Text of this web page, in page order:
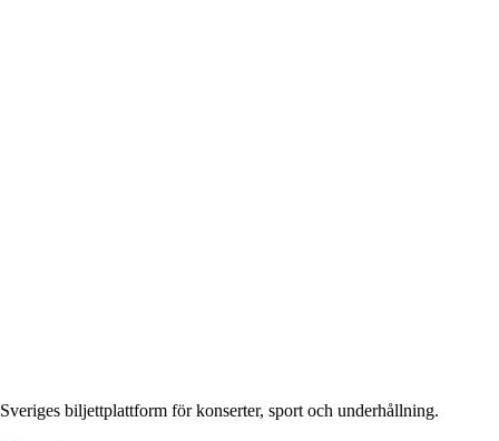
Sveriges biljettplattform för konserter, sport och underhållning.